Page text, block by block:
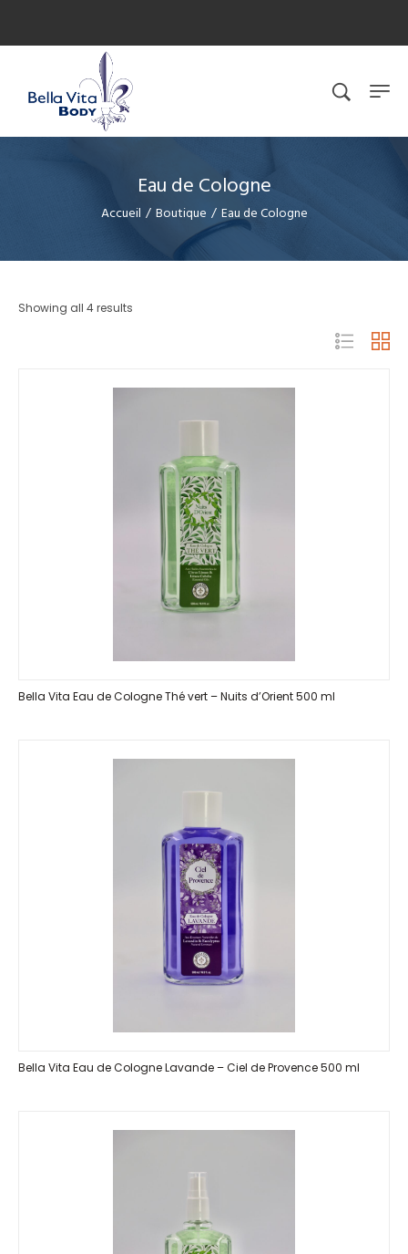
Eau de Cologne
Accueil / Boutique / Eau de Cologne
Showing all 4 results
Bella Vita Eau de Cologne Thé vert – Nuits d’Orient 500 ml
Bella Vita Eau de Cologne Lavande – Ciel de Provence 500 ml